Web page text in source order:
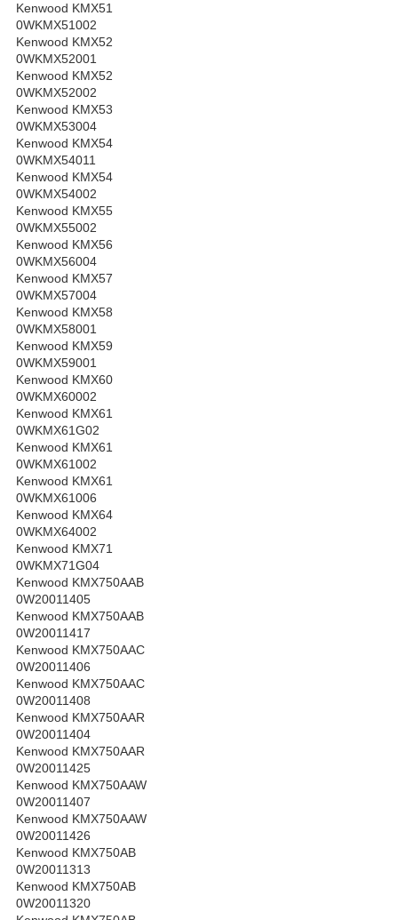
Kenwood KMX51
0WKMX51002
Kenwood KMX52
0WKMX52001
Kenwood KMX52
0WKMX52002
Kenwood KMX53
0WKMX53004
Kenwood KMX54
0WKMX54011
Kenwood KMX54
0WKMX54002
Kenwood KMX55
0WKMX55002
Kenwood KMX56
0WKMX56004
Kenwood KMX57
0WKMX57004
Kenwood KMX58
0WKMX58001
Kenwood KMX59
0WKMX59001
Kenwood KMX60
0WKMX60002
Kenwood KMX61
0WKMX61G02
Kenwood KMX61
0WKMX61002
Kenwood KMX61
0WKMX61006
Kenwood KMX64
0WKMX64002
Kenwood KMX71
0WKMX71G04
Kenwood KMX750AAB
0W20011405
Kenwood KMX750AAB
0W20011417
Kenwood KMX750AAC
0W20011406
Kenwood KMX750AAC
0W20011408
Kenwood KMX750AAR
0W20011404
Kenwood KMX750AAR
0W20011425
Kenwood KMX750AAW
0W20011407
Kenwood KMX750AAW
0W20011426
Kenwood KMX750AB
0W20011313
Kenwood KMX750AB
0W20011320